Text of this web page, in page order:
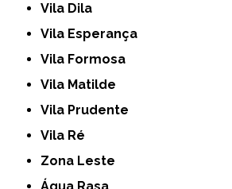
Vila Dila
Vila Esperança
Vila Formosa
Vila Matilde
Vila Prudente
Vila Ré
Zona Leste